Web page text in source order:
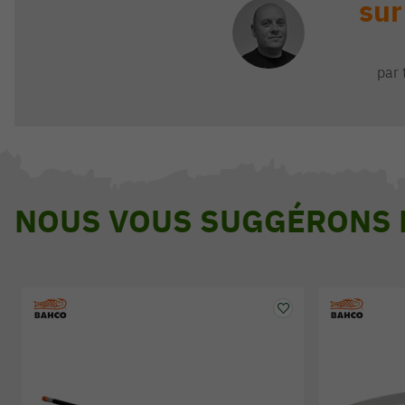
par
NOUS VOUS SUGGÉRONS